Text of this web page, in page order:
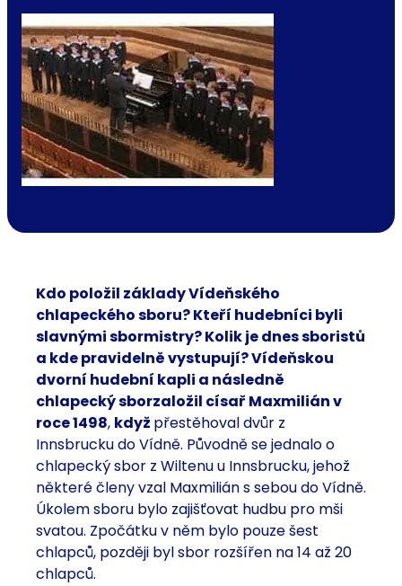
Kdo položil základy Vídeňského
chlapeckého sboru? Kteří hudebníci byli
slavnými sbormistry? Kolik je dnes sboristů
a kde pravidelně vystupují?Vídeňskou
dvorní hudební kapli a následně
chlapecký sborzaložil císař Maxmiliánv
roce 1498, když přestěhoval dvůr z
Innsbrucku do Vídně. Původně se jednalo o
chlapecký sbor z Wiltenu u Innsbrucku, jehož
některé členy vzal Maxmilián s sebou do Vídně.
Úkolem sboru bylo zajišťovat hudbu pro mši
svatou. Zpočátku v něm bylo pouze šest
chlapců, později byl sbor rozšířen na 14 až 20
chlapců.